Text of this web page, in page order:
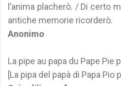
l’anima placherò. / Di certo
antiche memorie ricorderò.
Anonimo
La pipe au papa du Pape Pie
[La pipa del papà di Papa Pio